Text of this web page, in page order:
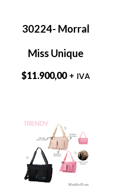
30224- Morral
Miss Unique
$11.900,00 + IVA